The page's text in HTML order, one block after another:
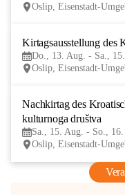
Oslip, Eisenstadt-
Kirtagsausstellung des
Do., 13. Aug. - Sa.,
Oslip, Eisenstadt-
Nachkirtag des
kulturnoga društva
Sa., 15. Aug. - So.,
Oslip, Eisenstadt-